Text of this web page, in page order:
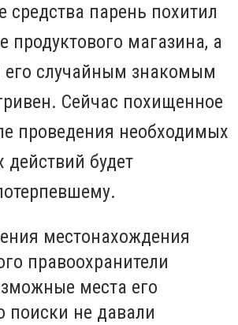
средства парень похитил
продуктового магазина, а
его случайным знакомым
Сейчас похищенное
проведения необходимых
действий будет
местонахождения
правоохранители
места его
поиски не давали